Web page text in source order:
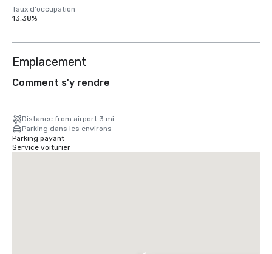
Taux d'occupation
13,38%
Emplacement
Comment s'y rendre
Distance from airport 3 mi
Parking dans les environs
Parking payant
Service voiturier